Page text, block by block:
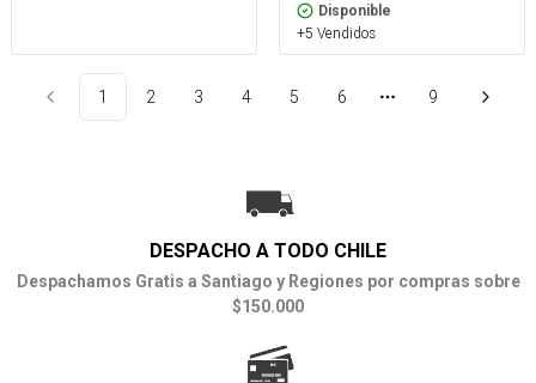
Disponible
+5 Vendidos
1 2 3 4 5 6
Más páginas
9
DESPACHO A TODO CHILE
Despachamos Gratis a Santiago y Regiones por compras sobre
$150.000